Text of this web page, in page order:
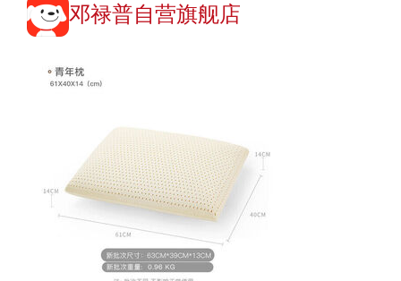
邓禄普自营旗舰店